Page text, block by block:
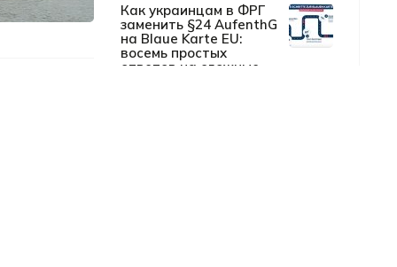
Как украинцам в ФРГ
заменить §24 AufenthG
на Blaue Karte EU:
восемь простых
ответов на сложные